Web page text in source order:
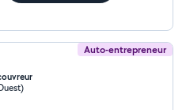
Auto-entrepreneur